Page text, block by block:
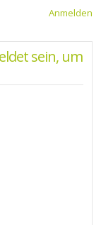
Anmelden
sein, um